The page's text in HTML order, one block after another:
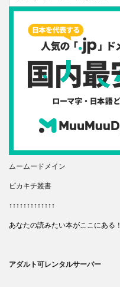
ムームードメイン
ピカキチ叢書
↑↑↑↑↑↑↑↑↑↑↑↑↑
あなたの読みたい本がここにある！
アダルト可レンタルサーバー